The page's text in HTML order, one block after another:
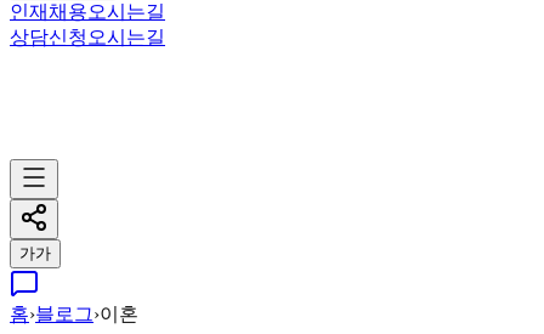
인재채용오시는길
상담신청 오시는길
가가
홈›블로그›이혼